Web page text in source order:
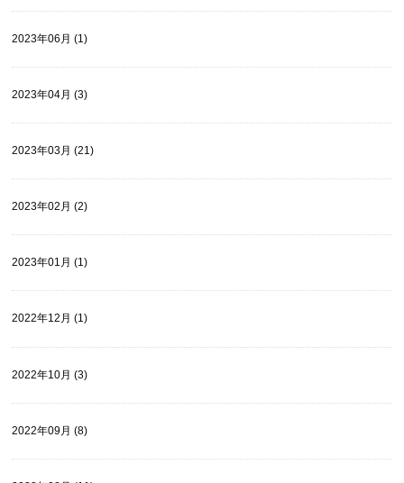
2023年06月 (1)
2023年04月 (3)
2023年03月 (21)
2023年02月 (2)
2023年01月 (1)
2022年12月 (1)
2022年10月 (3)
2022年09月 (8)